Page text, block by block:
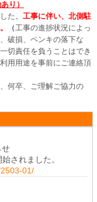
り）
た。 工事に伴い、北側駐
（工事の進捗状況によっ
破損、ペンキの落下な
切責任を負うことはでき
用用途を事前にご連絡頂
何卒、ご理解ご協力の
せ
されました。
01/